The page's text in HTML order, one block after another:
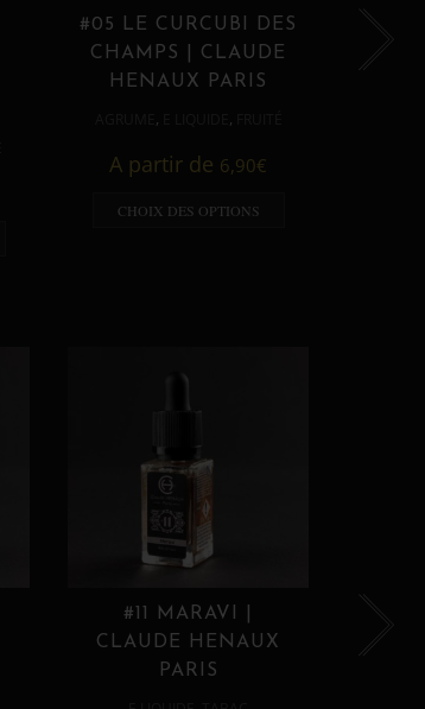
#05 LE CURCUBI DES
CHAMPS | CLAUDE
HENAUX PARIS
, ,
A partir de 6,90€
CHOIX DES OPTIONS
#11 MARAVI |
CLAUDE HENAUX
PARIS